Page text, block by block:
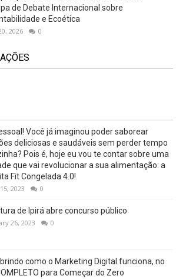
de Debate Internacional sobre
e Ecoética
2026 0
Você já imaginou poder saborear
deliciosas e saudáveis ​​sem perder tempo
Pois é, hoje eu vou te contar sobre uma
que vai revolucionar a sua alimentação: a
Fit Congelada 4.0!
2023 0
de Ipirá abre concurso público
26, 2023 0
como o Marketing Digital funciona, no
para Começar do Zero